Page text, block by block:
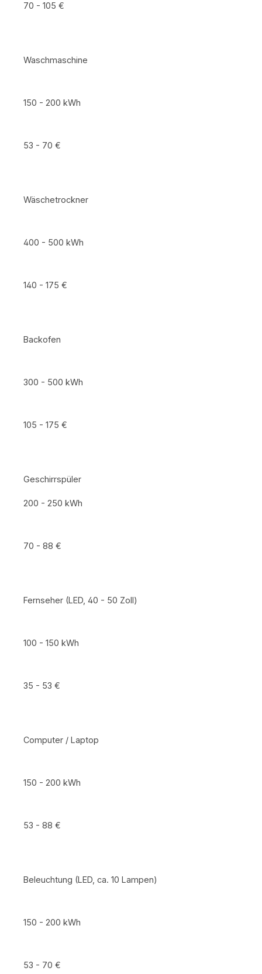
70 - 105 €
Waschmaschine
150 - 200 kWh
53 - 70 €
Wäschetrockner
400 - 500 kWh
140 - 175 €
Backofen
300 - 500 kWh
105 - 175 €
Geschirrspüler
200 - 250 kWh
70 - 88 €
Fernseher (LED, 40 - 50 Zoll)
100 - 150 kWh
35 - 53 €
Computer / Laptop
150 - 200 kWh
53 - 88 €
Beleuchtung (LED, ca. 10 Lampen)
150 - 200 kWh
53 - 70 €